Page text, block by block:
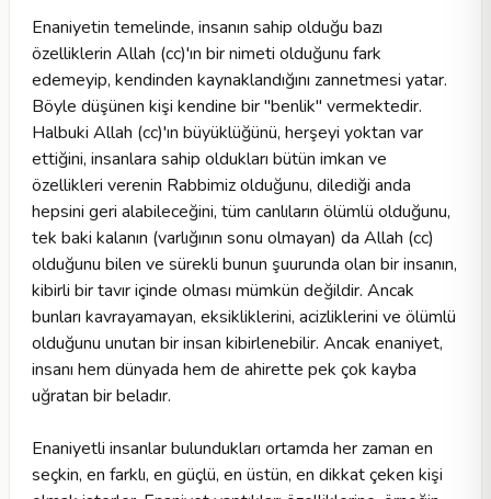
Enaniyetin temelinde, insanın sahip olduğu bazı
özelliklerin Allah (cc)'ın bir nimeti olduğunu fark
edemeyip, kendinden kaynaklandığını zannetmesi yatar.
Böyle düşünen kişi kendine bir "benlik" vermektedir.
Halbuki Allah (cc)'ın büyüklüğünü, herşeyi yoktan var
ettiğini, insanlara sahip oldukları bütün imkan ve
özellikleri verenin Rabbimiz olduğunu, dilediği anda
hepsini geri alabileceğini, tüm canlıların ölümlü olduğunu,
tek baki kalanın (varlığının sonu olmayan) da Allah (cc)
olduğunu bilen ve sürekli bunun şuurunda olan bir insanın,
kibirli bir tavır içinde olması mümkün değildir. Ancak
bunları kavrayamayan, eksikliklerini, acizliklerini ve ölümlü
olduğunu unutan bir insan kibirlenebilir. Ancak enaniyet,
insanı hem dünyada hem de ahirette pek çok kayba
uğratan bir beladır.
Enaniyetli insanlar bulundukları ortamda her zaman en
seçkin, en farklı, en güçlü, en üstün, en dikkat çeken kişi